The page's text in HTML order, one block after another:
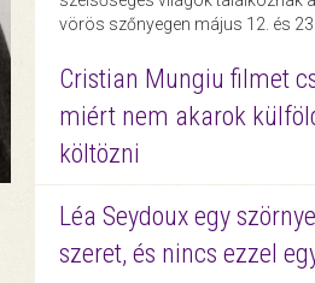
vörös szőnyegen május 12. és
Cristian Mungiu filmet
miért nem akarok
költözni
Léa Seydoux egy
szeret, és nincs ezzel